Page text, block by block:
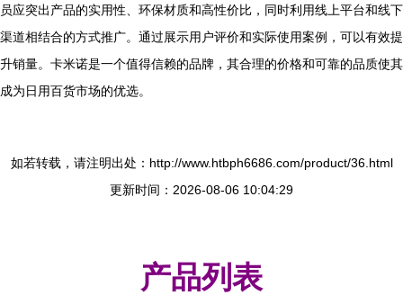
员应突出产品的实用性、环保材质和高性价比，同时利用线上平台和线下
渠道相结合的方式推广。通过展示用户评价和实际使用案例，可以有效提
升销量。卡米诺是一个值得信赖的品牌，其合理的价格和可靠的品质使其
成为日用百货市场的优选。
如若转载，请注明出处：http://www.htbph6686.com/product/36.html
更新时间：2026-08-06 10:04:29
产品列表